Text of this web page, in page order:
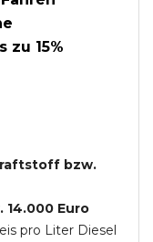
zu 15%
bzw.
14.000 Euro
pro Liter Diesel